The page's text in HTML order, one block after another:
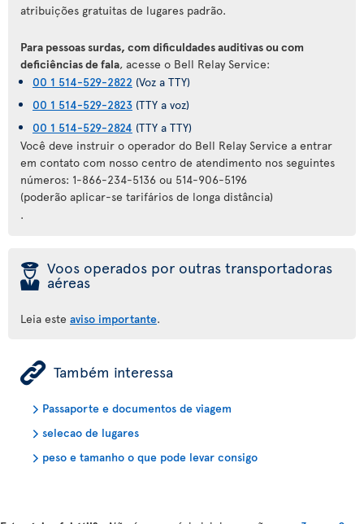
atribuições gratuitas de lugares padrão.
Para pessoas surdas, com dificuldades auditivas ou com
deficiências de fala, acesse o Bell Relay Service:
00 1 514-529-2822 (Voz a TTY)
00 1 514-529-2823 (TTY a voz)
00 1 514-529-2824 (TTY a TTY)
Você deve instruir o operador do Bell Relay Service a entrar
em contato com nosso centro de atendimento nos seguintes
números: 1-866-234-5136 ou 514-906-5196
(poderão aplicar-se tarifários de longa distância)
.
þ Voos operados por outras transportadoras
aéreas
Leia este aviso importante.
ÿ Também interessa
Passaporte e documentos de viagem
selecao de lugares
peso e tamanho o que pode levar consigo